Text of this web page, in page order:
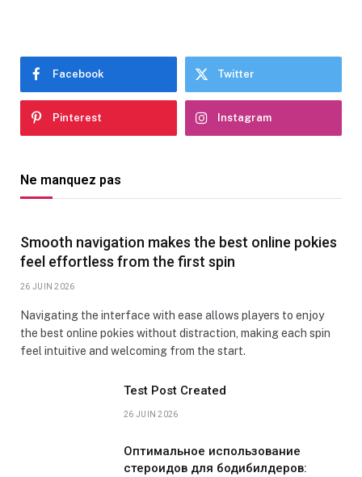
Facebook Twitter
Pinterest Instagram
Ne manquez pas
Smooth navigation makes the best online pokies
feel effortless from the first spin
26 JUIN 2026
Navigating the interface with ease allows players to enjoy
the best online pokies without distraction, making each spin
feel intuitive and welcoming from the start.
Test Post Created
26 JUIN 2026
Оптимальное использование
стероидов для бодибилдеров: